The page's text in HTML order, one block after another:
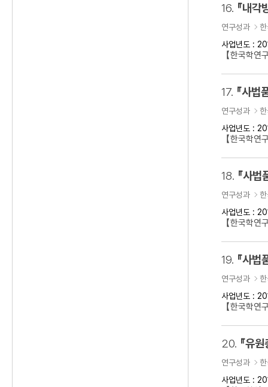
16. 『내각
연구성과
사업년도 :
【한국학
17. 『사
연구성과
사업년도 :
【한국학
18. 『사
연구성과
사업년도 :
【한국학
19. 『사법
연구성과
사업년도 :
【한국학
20. 『유
연구성과
사업년도 :